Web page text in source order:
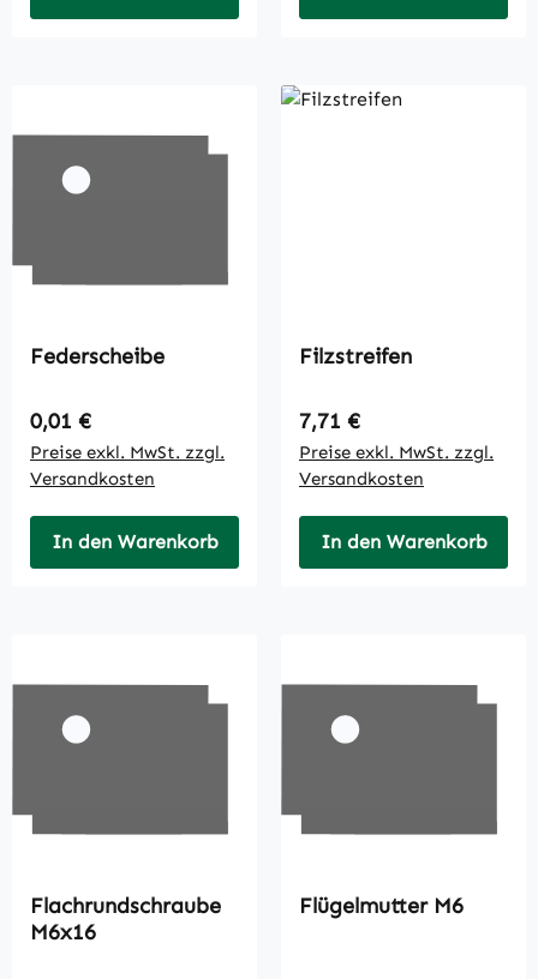
Federscheibe
Regulärer Preis:
0,01 €
Preise exkl. MwSt. zzgl.
Versandkosten
In den Warenkorb
Filzstreifen
Regulärer Preis:
7,71 €
Preise exkl. MwSt. zzgl.
Versandkosten
In den Warenkorb
Flachrundschraube
M6x16
Flügelmutter M6